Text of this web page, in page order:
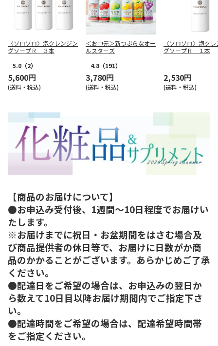
〈ソロソロ〉泡クレンジン
グソープＲ ３本
5.0 （2）
5,600円
(送料・税込)
＜お中元＞新つぶらなオー
ルスターズ
4.8 （191）
3,780円
(送料・税込)
〈ソロソロ〉泡ク
グソープＲ １本
2,530円
(送料・税込)
【商品のお届けについて】
●お申込み受付後、1週間～10日程度でお届けい
たします。
※お届けまでに祝日・お盆期間をはさむ場合及
び商品提供者の休日等で、お届けに日数がか商
品のかかることがございます。あらかじめご了承
ください。
●配達日をご希望の場合は、お申込みの翌日か
ら数えて10日目以降お届け期間内でご指定下さ
い。
●配達時間をご希望の場合は、配達希望時間帯
をご指定ください。